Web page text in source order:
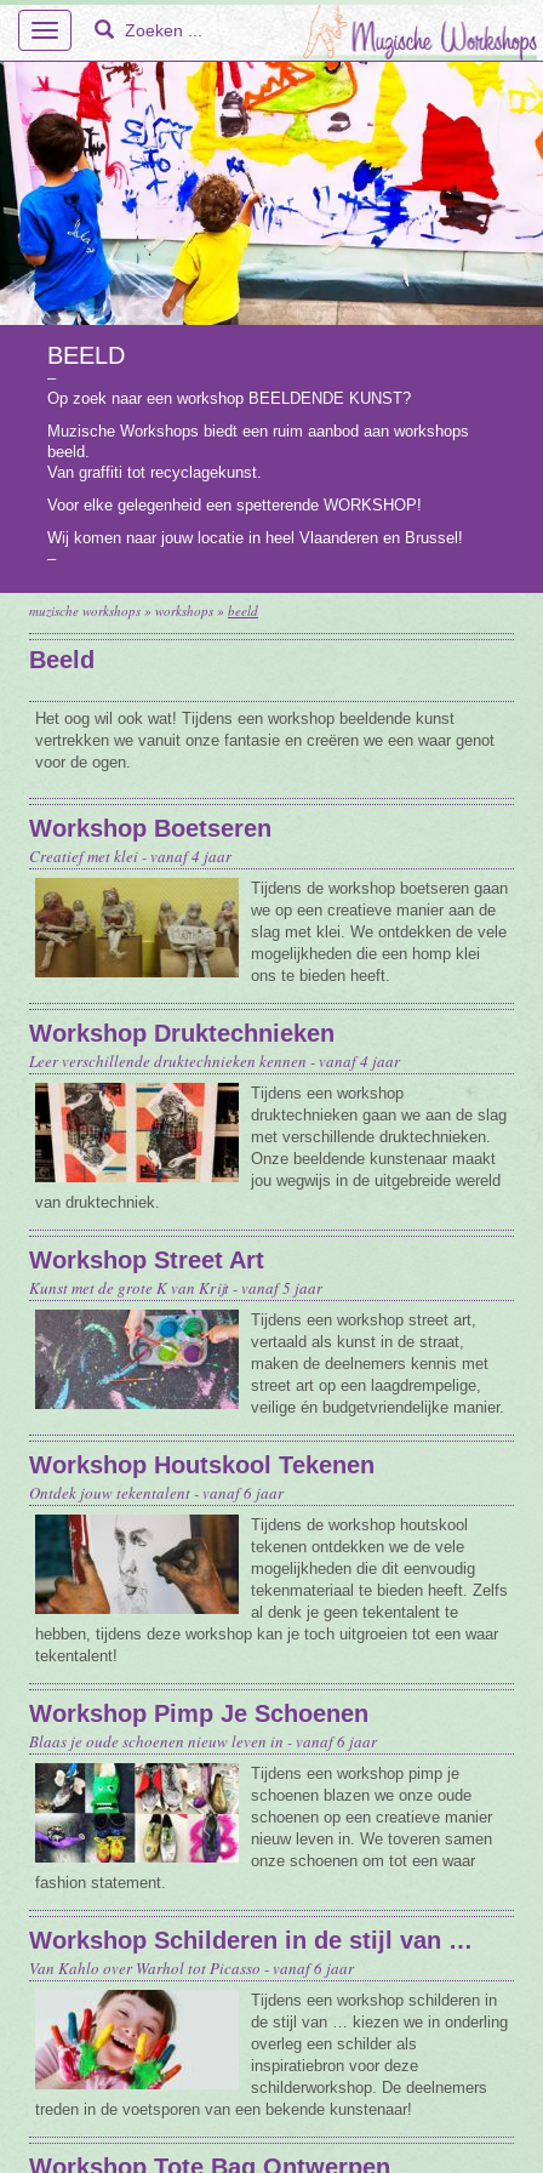
Toggle
navigation
Home
Over Ons
En Meer – Muzische Projecten
Doelgroepen
Faq
Tarieven
Contact
BEELD
–
Op zoek naar een workshop BEELDENDE KUNST?
Muzische Workshops biedt een ruim aanbod aan workshops
beeld.
Van graffiti tot recyclagekunst.
Voor elke gelegenheid een spetterende WORKSHOP!
Wij komen naar jouw locatie in heel Vlaanderen en Brussel!
–
muzische workshops » workshops » beeld
Beeld
Het oog wil ook wat! Tijdens een workshop beeldende kunst
vertrekken we vanuit onze fantasie en creëren we een waar genot
voor de ogen.
Workshop Boetseren
Creatief met klei - vanaf 4 jaar
Tijdens de workshop boetseren gaan
we op een creatieve manier aan de
slag met klei. We ontdekken de vele
mogelijkheden die een homp klei
ons te bieden heeft.
Workshop Druktechnieken
Leer verschillende druktechnieken kennen - vanaf 4 jaar
Tijdens een workshop
druktechnieken gaan we aan de slag
met verschillende druktechnieken.
Onze beeldende kunstenaar maakt
jou wegwijs in de uitgebreide wereld
van druktechniek.
Workshop Street Art
Kunst met de grote K van Krijt - vanaf 5 jaar
Tijdens een workshop street art,
vertaald als kunst in de straat,
maken de deelnemers kennis met
street art op een laagdrempelige,
veilige én budgetvriendelijke manier.
Workshop Houtskool Tekenen
Ontdek jouw tekentalent - vanaf 6 jaar
Tijdens de workshop houtskool
tekenen ontdekken we de vele
mogelijkheden die dit eenvoudig
tekenmateriaal te bieden heeft. Zelfs
al denk je geen tekentalent te
hebben, tijdens deze workshop kan je toch uitgroeien tot een waar
tekentalent!
Workshop Pimp Je Schoenen
Blaas je oude schoenen nieuw leven in - vanaf 6 jaar
Tijdens een workshop pimp je
schoenen blazen we onze oude
schoenen op een creatieve manier
nieuw leven in. We toveren samen
onze schoenen om tot een waar
fashion statement.
Workshop Schilderen in de stijl van …
Van Kahlo over Warhol tot Picasso - vanaf 6 jaar
Tijdens een workshop schilderen in
de stijl van … kiezen we in onderling
overleg een schilder als
inspiratiebron voor deze
schilderworkshop. De deelnemers
treden in de voetsporen van een bekende kunstenaar!
Workshop Tote Bag Ontwerpen